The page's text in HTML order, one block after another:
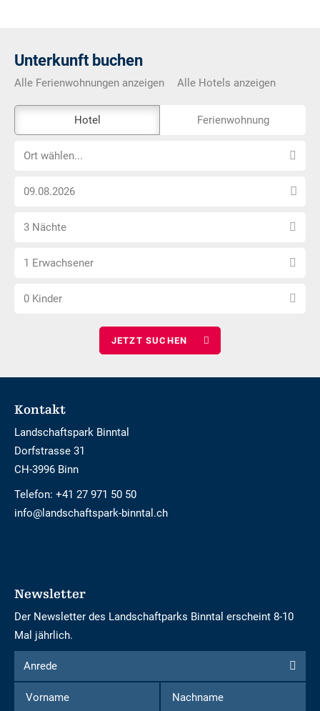
Unterkunft buchen
Alle Ferienwohnungen anzeigen Alle Hotels anzeigen
Externe-
Buchungstool
nicht
Hotel Ferienwohnung
OrtOrt wählen...
Anreise
wählen
Anzahl
wählen
3 Nächte
Anzahl
wählen
1 Erwachsener
Anzahl
0 Kinder
Footer
Kontakt
Landschaftspark Binntal
Dorfstrasse 31
CH-3996 Binn
Telefon: +41 27 971 50 50
info@landschaftspark-binntal.ch
Newsletter
Der Newsletter des Landschaftparks Binntal erscheint 8-10
Mal jährlich.
Formular
um
sich
Anrede
Anrede
Vorname
Nachname